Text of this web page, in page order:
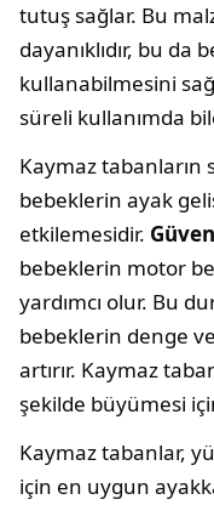
tutuş sağlar. Bu
dayanıklıdır, bu da
kullanabilmesini
süreli kullanımda
Kaymaz tabanların
bebeklerin ayak
etkilemesidir.
bebeklerin motor
yardımcı olur. Bu
bebeklerin denge
artırır. Kaymaz
şekilde büyümesi
Kaymaz tabanlar,
için en uygun